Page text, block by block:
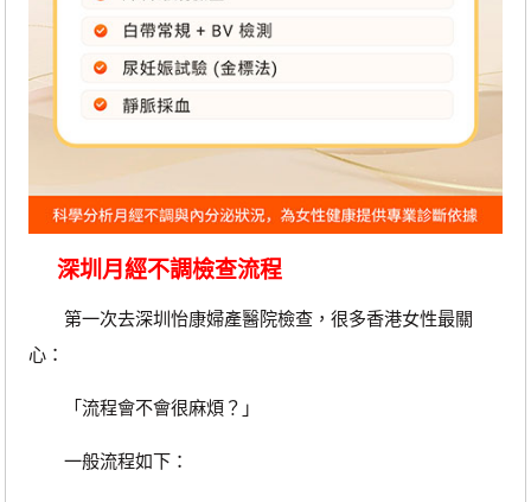
深圳月經不調檢查流程
第一次去深圳怡康婦產醫院檢查，很多香港女性最關
心：
「流程會不會很麻煩？」
一般流程如下：